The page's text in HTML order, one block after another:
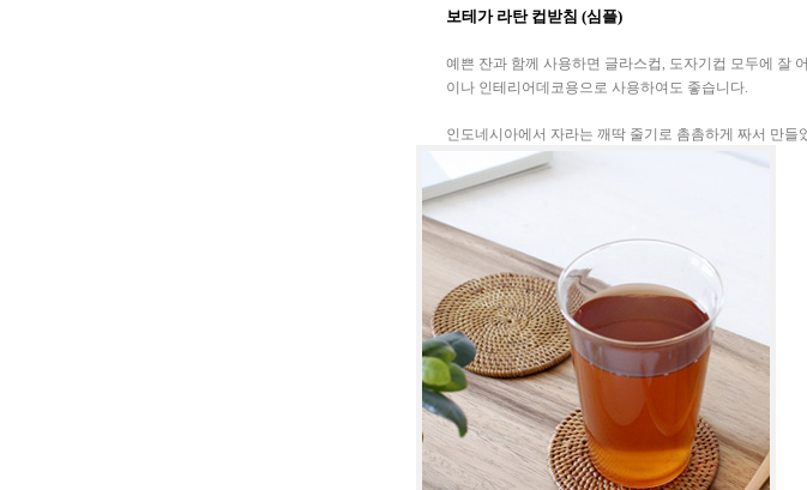
보테가 라탄 컵받침 (심플)
예쁜 잔과 함께 사용하면 글라스컵, 도자기컵 모두에 잘
이나 인테리어데코용으로 사용하여도 좋습니다.
인도네시아에서 자라는 깨딱 줄기로 촘촘하게 짜서 만들